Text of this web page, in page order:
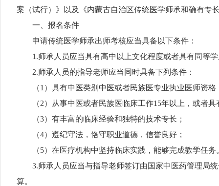
案（试行）》以及《内蒙古自治区传统医学师承和确有专
一、报名条件
申请传统医学师承出师考核应当具备以下条件：
1.师承人员应当具有高中以上文化程度或者具有同等学
2.师承人员的指导老师应当同时具备下列条件：
（1）具有中医类别中医或者民族医专业执业医师资格
（2）从事中医或者民族医临床工作15年以上，或者具
（3）有丰富的临床经验和独特的技术专长；
（4）遵纪守法，恪守职业道德，信誉良好；
（5）在医疗机构中坚持临床实践，能够完成教学任务
3.师承人员应当与指导老师签订由国家中医药管理局统
算。